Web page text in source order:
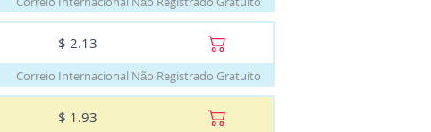
$ 2.13
Correio Internacional Não Registrado Gratuito
$ 1.93